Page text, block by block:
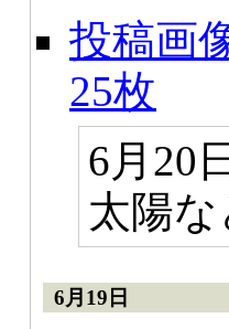
投稿画
25枚
6月20
太陽
6月19日